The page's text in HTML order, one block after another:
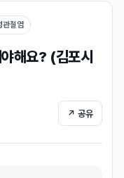
관절염
해요? (김포시
↗ 공유